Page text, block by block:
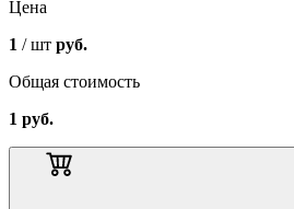
Цена
1 / шт руб.
Общая стоимость
1 руб.